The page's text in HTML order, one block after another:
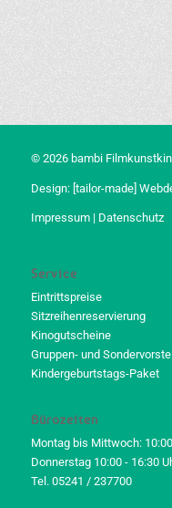
© 2026 bambi
Design: [tailor-made]
Impressum| Datenschutz
Service
Eintrittspreise
Sitzreihenreservierung
Kinogutscheine
Gruppen- und
Kindergeburtstags-Paket
Bürozeiten
Montag bis Mittwoch:
Donnerstag 10:00 - 16:30
Tel. 05241 / 237700